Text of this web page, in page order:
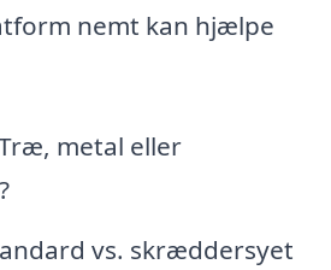
nemt kan hjælpe
metal eller
vs. skræddersyet